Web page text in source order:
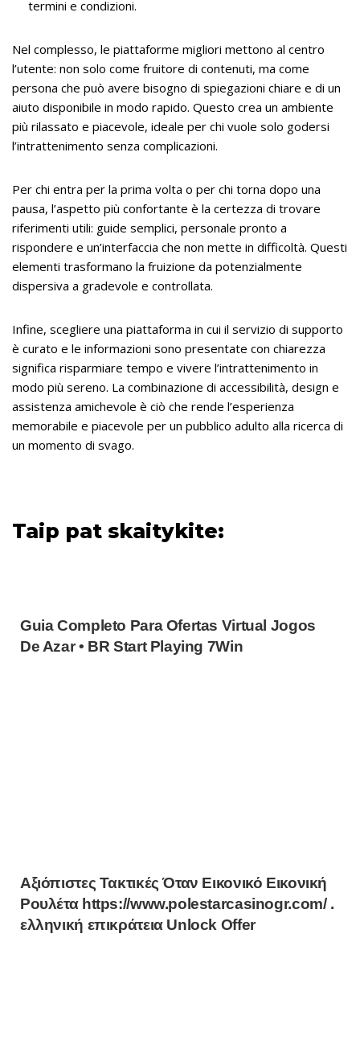
termini e condizioni.
Nel complesso, le piattaforme migliori mettono al centro
l’utente: non solo come fruitore di contenuti, ma come
persona che può avere bisogno di spiegazioni chiare e di un
aiuto disponibile in modo rapido. Questo crea un ambiente
più rilassato e piacevole, ideale per chi vuole solo godersi
l’intrattenimento senza complicazioni.
Per chi entra per la prima volta o per chi torna dopo una
pausa, l’aspetto più confortante è la certezza di trovare
riferimenti utili: guide semplici, personale pronto a
rispondere e un’interfaccia che non mette in difficoltà. Questi
elementi trasformano la fruizione da potenzialmente
dispersiva a gradevole e controllata.
Infine, scegliere una piattaforma in cui il servizio di supporto
è curato e le informazioni sono presentate con chiarezza
significa risparmiare tempo e vivere l’intrattenimento in
modo più sereno. La combinazione di accessibilità, design e
assistenza amichevole è ciò che rende l’esperienza
memorabile e piacevole per un pubblico adulto alla ricerca di
un momento di svago.
Taip pat skaitykite:
Guia Completo Para Ofertas Virtual Jogos
De Azar • BR Start Playing 7Win
Αξιόπιστες Τακτικές Όταν Εικονικό Εικονική
Ρουλέτα https://www.polestarcasinogr.com/ .
ελληνική επικράτεια Unlock Offer